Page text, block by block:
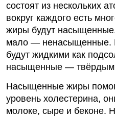
состоят из нескольких
вокруг каждого есть
жиры будут
мало — ненасыщенные.
будут жидкими как
насыщенные —
Насыщенные жиры
уровень холестерина,
молоке, сыре и беконе.